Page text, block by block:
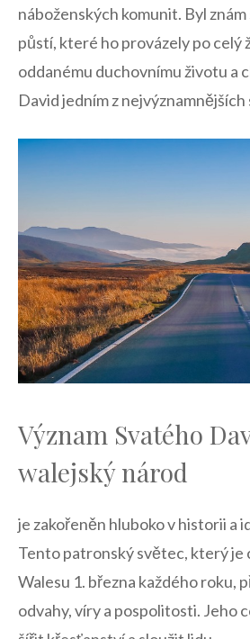
náboženských ​komunit. Byl
půstí, které ho ‍provázely po celý
oddanému duchovnímu životu a​
David jedním z
Význam‌ Svatého
⁢walejský národ
je ⁤zakořeněn hluboko v historii‍ a
Tento patronský světec, který je
Walesu 1.⁢ března‍ každého​ roku,
⁢odvahy, ‌víry a ⁢pospolitosti. Jeho